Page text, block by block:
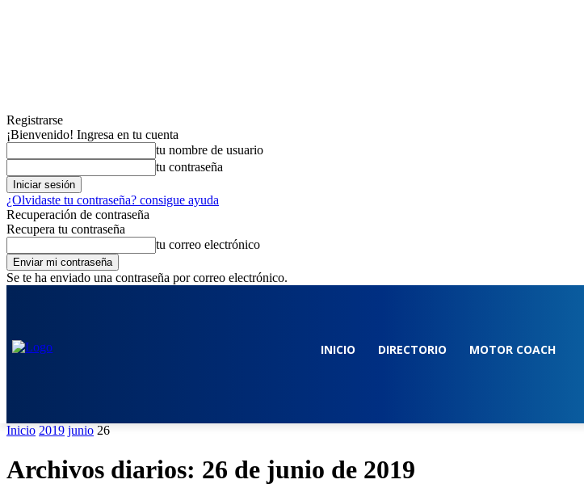
Registrarse
¡Bienvenido! Ingresa en tu cuenta
tu nombre de usuario
tu contraseña
¿Olvidaste tu contraseña? consigue ayuda
Recuperación de contraseña
Recupera tu contraseña
tu correo electrónico
Se te ha enviado una contraseña por correo electrónico.
INICIO DIRECTORIO MOTOR COACH
Inicio 2019 junio 26
Archivos diarios: 26 de junio de 2019